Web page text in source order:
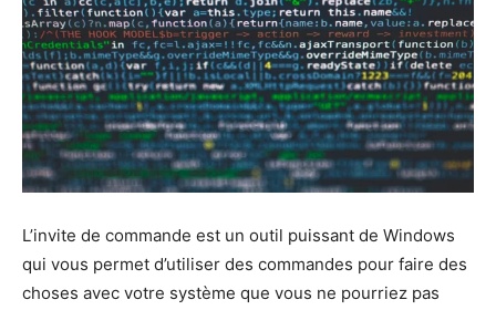
L’invite de commande est un outil puissant de Windows
qui vous permet d’utiliser des commandes pour faire des
choses avec votre système que vous ne pourriez pas